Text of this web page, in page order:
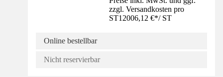
zzgl. Versandkosten pro
ST12006,12 €*/ ST
Online bestellbar
Nicht reservierbar